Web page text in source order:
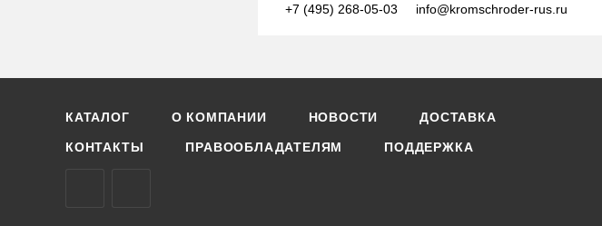
+7 (495) 268-05-03 info@kromschroder-rus.ru
КАТАЛОГ О КОМПАНИИ НОВОСТИ ДОСТАВКА
КОНТАКТЫ ПРАВООБЛАДАТЕЛЯМ ПОДДЕРЖКА